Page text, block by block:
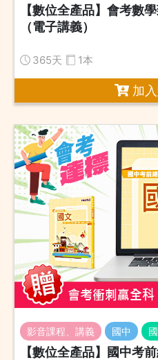
【數位全產品】會考數
（電子講義）
365天 1本
加
影音課程、講義 國中
【數位全產品】國中考